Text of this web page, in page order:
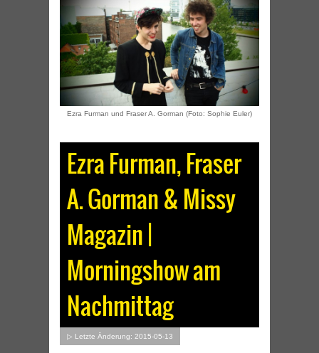
Ezra Furman und Fraser A. Gorman (Foto: Sophie Euler)
Ezra Furman, Fraser
A. Gorman & Missy
Magazin |
Morningshow am
Nachmittag
▷ Letzte Änderung: 2015-05-13